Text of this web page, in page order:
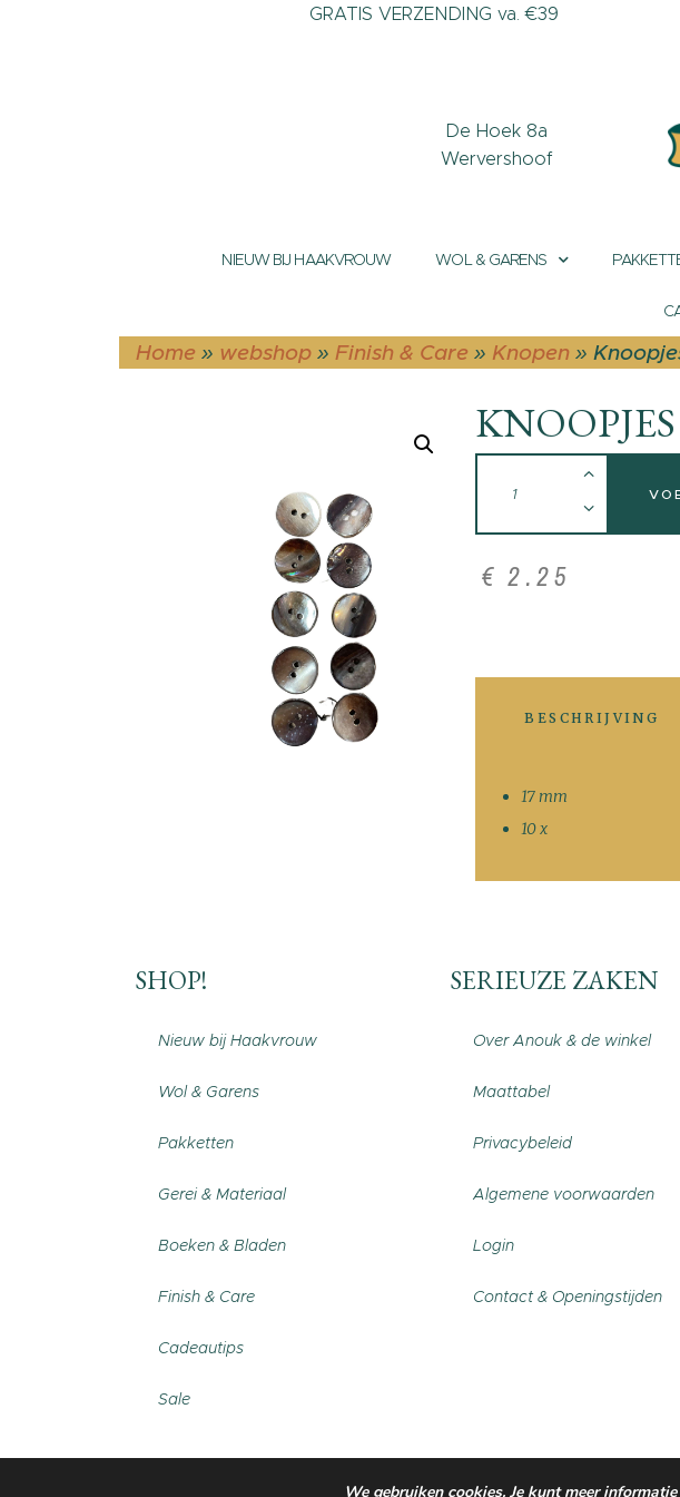
GRATIS VERZENDING va. €39
De Hoek 8a
Wervershoof
NIEUW BIJ HAAKVROUW WOL & GARENS
Home » webshop » Finish & Care » Knopen »
CONTACT
OVER
MIJN
€ 2.25
BESCHRIJVING
17 mm
10 x
SHOP!
Nieuw bij Haakvrouw
Wol & Garens
Pakketten
Gerei & Materiaal
Boeken & Bladen
Finish & Care
Cadeautips
Sale
SERIEUZE ZAKEN
Over Anouk & de winkel
Maattabel
Privacybeleid
Algemene voorwaarden
Login
Contact & Openingstijden
We gebruiken cookies. Je kunt meer